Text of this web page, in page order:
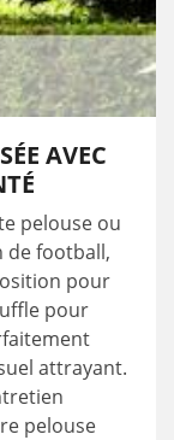
AVEC
pelouse ou
de football,
pour
pour
attrayant.
pelouse